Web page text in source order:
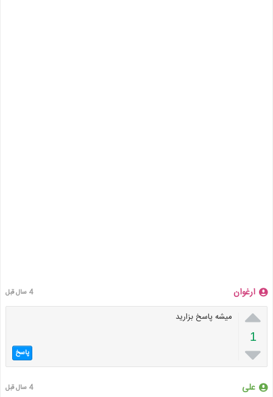
ارغوان 4 سال قبل

1

میشه پاسخ بزارید
پاسخ
علی 4 سال قبل